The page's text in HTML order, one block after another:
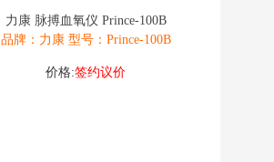
力康 脉搏血氧仪 Prince-100B
品牌：力康 型号：Prince-100B
价格:签约议价